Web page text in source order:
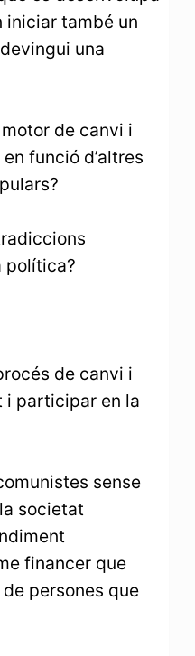
iniciar també un
una
de canvi i
funció d’altres
política?
de canvi i
i participar en la
sense
societat
financer que
persones que